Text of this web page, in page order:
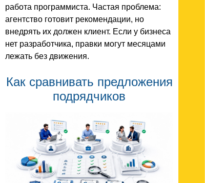
работа программиста. Частая проблема:
агентство готовит рекомендации, но
внедрять их должен клиент. Если у бизнеса
нет разработчика, правки могут месяцами
лежать без движения.
Как сравнивать предложения
подрядчиков